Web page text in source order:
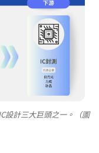
設計三大巨頭之一。（圖